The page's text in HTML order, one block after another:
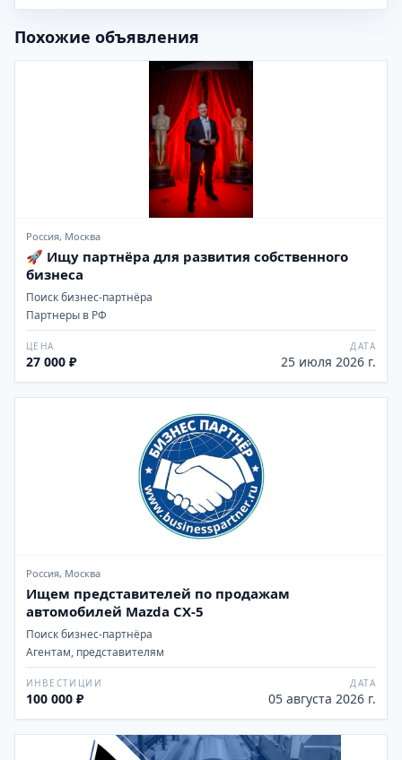
Похожие объявления
Россия, Москва
🚀 Ищу партнёра для развития собственного
бизнеса
Поиск бизнес-партнёра
Партнеры в РФ
ЦЕНА
27 000 ₽
ДАТА
25 июля 2026 г.
Россия, Москва
Ищем представителей по продажам
автомобилей Mazda CX-5
Поиск бизнес-партнёра
Агентам, представителям
ИНВЕСТИЦИИ
100 000 ₽
ДАТА
05 августа 2026 г.